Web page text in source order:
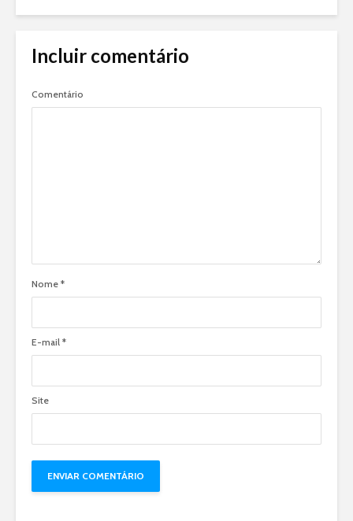
Incluir comentário
Comentário
Nome *
E-mail *
Site